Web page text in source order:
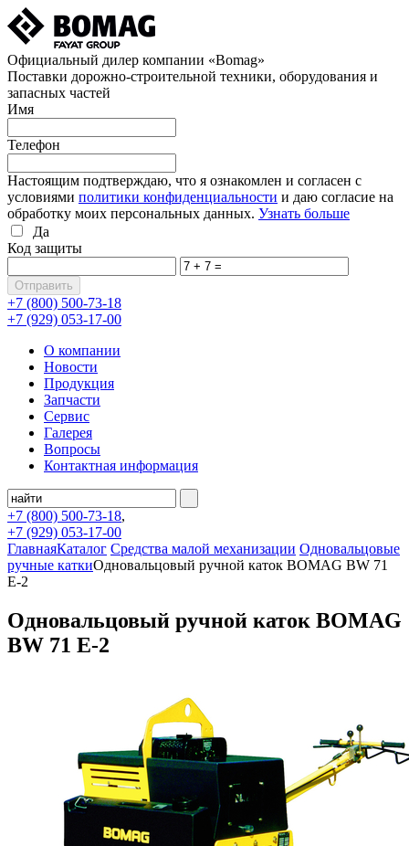
Официальный дилер компании «Bomag»
Поставки дорожно-строительной техники, оборудования и
запасных частей
Имя
Телефон
Настоящим подтверждаю, что я ознакомлен и согласен с
условиями политики конфиденциальности и даю согласие на
обработку моих персональных данных. Узнать больше
Да
Код защиты
+7 (800) 500-73-18
+7 (929) 053-17-00
О компании
Новости
Продукция
Запчасти
Сервис
Галерея
Вопросы
Контактная информация
+7 (800) 500-73-18,
+7 (929) 053-17-00
ГлавнаяКаталог Средства малой механизации Одновальцовые
ручные каткиОдновальцовый ручной каток BOMAG BW 71
E-2
Одновальцовый ручной каток BOMAG
BW 71 E-2